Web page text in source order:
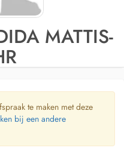
MATTIS-
te maken met deze
bij een andere